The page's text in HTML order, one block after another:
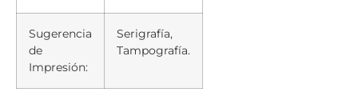
Sugerencia
de
Impresión:
Serigrafía,
Tampografía.